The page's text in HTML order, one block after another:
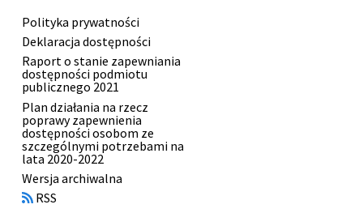
Menu
stopki
Polityka prywatności
Deklaracja dostępności
Raport o stanie zapewniania
dostępności podmiotu
publicznego 2021
Plan działania na rzecz
poprawy zapewnienia
dostępności osobom ze
szczególnymi potrzebami na
lata 2020-2022
Otworzy
się
w
Wersja archiwalna
RSS